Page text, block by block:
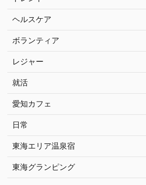
ヘルスケア
ボランティア
レジャー
就活
愛知カフェ
日常
東海エリア温泉宿
東海グランピング